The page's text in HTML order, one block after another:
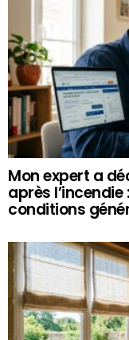
Mon expert a
après l’incendie
conditions